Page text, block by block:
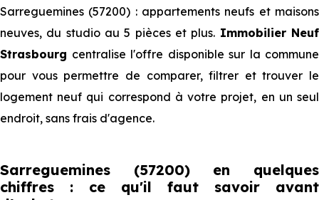
Sarreguemines (57200) : appartements neufs et maisons
neuves, du studio au 5 pièces et plus. Immobilier Neuf
Strasbourg centralise l'offre disponible sur la commune
pour vous permettre de comparer, filtrer et trouver le
logement neuf qui correspond à votre projet, en un seul
endroit, sans frais d'agence.
Sarreguemines (57200) en quelques
chiffres : ce qu'il faut savoir avant